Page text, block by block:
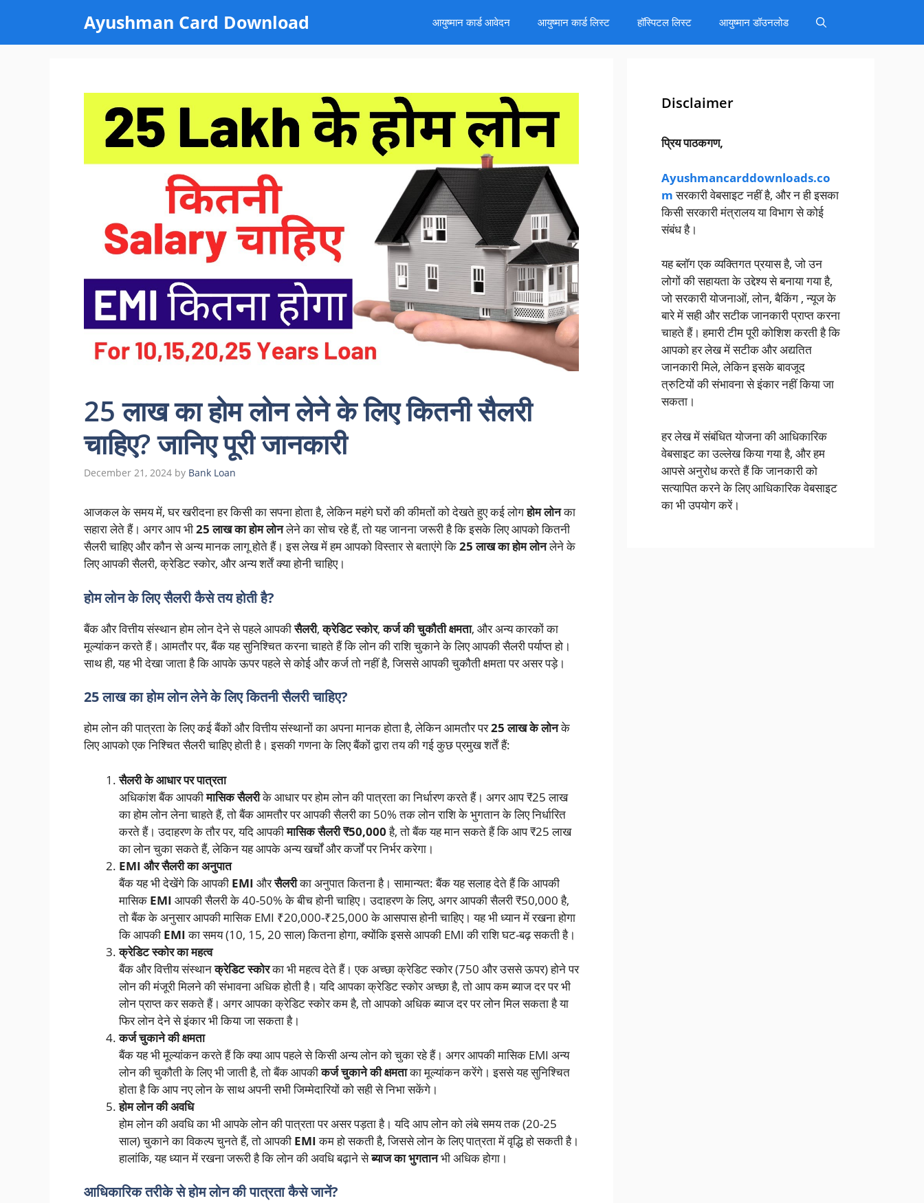
content
Ayushman Card Download आयुष्मान कार्ड आवेदन आयुष्मान कार्ड लिस्ट हॉस्पिटल लिस्ट आयुष्मान डॉउनलोड
25 लाख का होम लोन लेने के लिए कितनी सैलरी
चाहिए? जानिए पूरी जानकारी
December 21, 2024 by Bank Loan
आजकल के समय में, घर खरीदना हर किसी का सपना होता है, लेकिन महंगे घरों की कीमतों को देखते हुए कई लोगहोम लोनका
सहारा लेते हैं। अगर आप भी25 लाख का होम लोनलेने का सोच रहे हैं, तो यह जानना जरूरी है कि इसके लिए आपको कितनी
सैलरी चाहिए और कौन से अन्य मानक लागू होते हैं। इस लेख में हम आपको विस्तार से बताएंगे कि25 लाख का होम लोनलेने के
लिए आपकी सैलरी, क्रेडिट स्कोर, और अन्य शर्तें क्या होनी चाहिए।
होम लोन के लिए सैलरी कैसे तय होती है?
बैंक और वित्तीय संस्थान होम लोन देने से पहले आपकीसैलरी,क्रेडिट स्कोर,कर्ज की चुकौती क्षमता, और अन्य कारकों का
मूल्यांकन करते हैं। आमतौर पर, बैंक यह सुनिश्चित करना चाहते हैं कि लोन की राशि चुकाने के लिए आपकी सैलरी पर्याप्त हो।
साथ ही, यह भी देखा जाता है कि आपके ऊपर पहले से कोई और कर्ज तो नहीं है, जिससे आपकी चुकौती क्षमता पर असर पड़े।
25 लाख का होम लोन लेने के लिए कितनी सैलरी चाहिए?
होम लोन की पात्रता के लिए कई बैंकों और वित्तीय संस्थानों का अपना मानक होता है, लेकिन आमतौर पर25 लाख के लोनके
लिए आपको एक निश्चित सैलरी चाहिए होती है। इसकी गणना के लिए बैंकों द्वारा तय की गई कुछ प्रमुख शर्तें हैं:
सैलरी के आधार पर पात्रता
अधिकांश बैंक आपकीमासिक सैलरीके आधार पर होम लोन की पात्रता का निर्धारण करते हैं। अगर आप ₹25 लाख
का होम लोन लेना चाहते हैं, तो बैंक आमतौर पर आपकी सैलरी का 50% तक लोन राशि के भुगतान के लिए निर्धारित
करते हैं। उदाहरण के तौर पर, यदि आपकीमासिक सैलरी ₹50,000है, तो बैंक यह मान सकते हैं कि आप ₹25 लाख
का लोन चुका सकते हैं, लेकिन यह आपके अन्य खर्चों और कर्जों पर निर्भर करेगा।
EMI और सैलरी का अनुपात
बैंक यह भी देखेंगे कि आपकी EMI औरसैलरीका अनुपात कितना है। सामान्यत: बैंक यह सलाह देते हैं कि आपकी
मासिक EMI आपकी सैलरी के 40-50% के बीच होनी चाहिए। उदाहरण के लिए, अगर आपकी सैलरी ₹50,000 है,
तो बैंक के अनुसार आपकी मासिक EMI ₹20,000-₹25,000 के आसपास होनी चाहिए। यह भी ध्यान में रखना होगा
कि आपकी EMI का समय (10, 15, 20 साल) कितना होगा, क्योंकि इससे आपकी EMI की राशि घट-बढ़ सकती है।
क्रेडिट स्कोर का महत्व
बैंक और वित्तीय संस्थानक्रेडिट स्कोरका भी महत्व देते हैं। एक अच्छा क्रेडिट स्कोर (750 और उससे ऊपर) होने पर
लोन की मंजूरी मिलने की संभावना अधिक होती है। यदि आपका क्रेडिट स्कोर अच्छा है, तो आप कम ब्याज दर पर भी
लोन प्राप्त कर सकते हैं। अगर आपका क्रेडिट स्कोर कम है, तो आपको अधिक ब्याज दर पर लोन मिल सकता है या
फिर लोन देने से इंकार भी किया जा सकता है।
कर्ज चुकाने की क्षमता
बैंक यह भी मूल्यांकन करते हैं कि क्या आप पहले से किसी अन्य लोन को चुका रहे हैं। अगर आपकी मासिक EMI अन्य
लोन की चुकौती के लिए भी जाती है, तो बैंक आपकीकर्ज चुकाने की क्षमताका मूल्यांकन करेंगे। इससे यह सुनिश्चित
होता है कि आप नए लोन के साथ अपनी सभी जिम्मेदारियों को सही से निभा सकेंगे।
होम लोन की अवधि
होम लोन की अवधि का भी आपके लोन की पात्रता पर असर पड़ता है। यदि आप लोन को लंबे समय तक (20-25
साल) चुकाने का विकल्प चुनते हैं, तो आपकी EMI कम हो सकती है, जिससे लोन के लिए पात्रता में वृद्धि हो सकती है।
हालांकि, यह ध्यान में रखना जरूरी है कि लोन की अवधि बढ़ाने सेब्याज का भुगतानभी अधिक होगा।
आधिकारिक तरीके से होम लोन की पात्रता कैसे जानें?
Disclaimer
प्रिय पाठकगण,
Ayushmancarddownloads.co
mसरकारी वेबसाइट नहीं है, और न ही इसका
किसी सरकारी मंत्रालय या विभाग से कोई
संबंध है।
यह ब्लॉग एक व्यक्तिगत प्रयास है, जो उन
लोगों की सहायता के उद्देश्य से बनाया गया है,
जो सरकारी योजनाओं, लोन, बैकिंग , न्यूज के
बारे में सही और सटीक जानकारी प्राप्त करना
चाहते हैं। हमारी टीम पूरी कोशिश करती है कि
आपको हर लेख में सटीक और अद्यतित
जानकारी मिले, लेकिन इसके बावजूद
त्रुटियों की संभावना से इंकार नहीं किया जा
सकता।
हर लेख में संबंधित योजना की आधिकारिक
वेबसाइट का उल्लेख किया गया है, और हम
आपसे अनुरोध करते हैं कि जानकारी को
सत्यापित करने के लिए आधिकारिक वेबसाइट
का भी उपयोग करें।